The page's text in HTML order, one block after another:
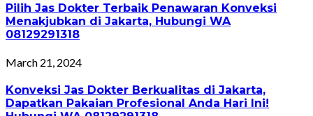
Pilih Jas Dokter Terbaik Penawaran Konveksi
Menakjubkan di Jakarta, Hubungi WA
08129291318
March 21, 2024
Konveksi Jas Dokter Berkualitas di Jakarta,
Dapatkan Pakaian Profesional Anda Hari Ini!